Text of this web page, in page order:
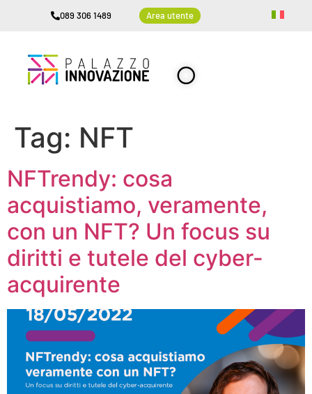
089 306 1489 Area utente
Tag: NFT
NFTrendy: cosa
acquistiamo, veramente,
con un NFT? Un focus su
diritti e tutele del cyber-
acquirente